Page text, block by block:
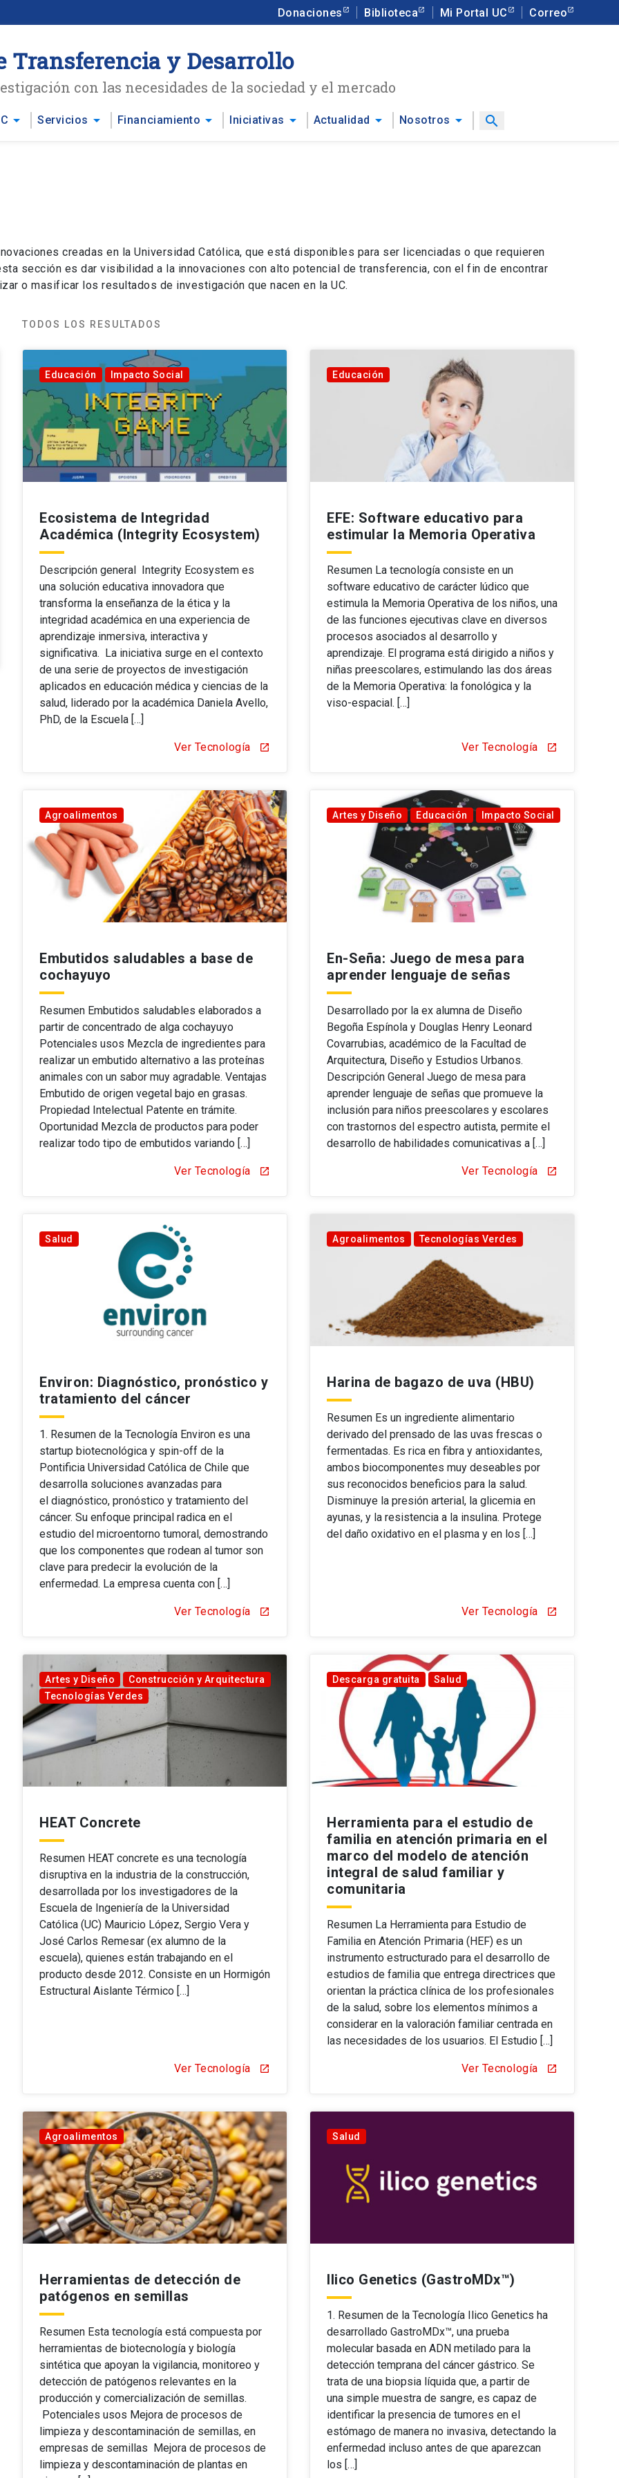
Donaciones Biblioteca Mi Portal UC Correo
Transferencia y Desarrollo
con las necesidades de la sociedad y el mercado
arrow_drop_down Servicios arrow_drop_down Financiamiento arrow_drop_down Iniciativas arrow_drop_down Actualidad arrow_drop_down Nosotros arrow_drop_down search
creadas en la Universidad Católica, que está disponibles para ser licenciadas o que requieren
sección es dar visibilidad a la innovaciones con alto potencial de transferencia, con el fin de encontrar
o masificar los resultados de investigación que nacen en la UC.
TODOS LOS RESULTADOS
Educación Impacto Social
Ecosistema de Integridad
Académica (Integrity Ecosystem)
Descripción general Integrity Ecosystem es
una solución educativa innovadora que
transforma la enseñanza de la ética y la
integridad académica en una experiencia de
aprendizaje inmersiva, interactiva y
significativa. La iniciativa surge en el contexto
de una serie de proyectos de investigación
aplicados en educación médica y ciencias de la
salud, liderado por la académica Daniela Avello,
PhD, de la Escuela […]
Ver Tecnología open_in_new
Educación
EFE: Software educativo para
estimular la Memoria Operativa
Resumen La tecnología consiste en un
software educativo de carácter lúdico que
estimula la Memoria Operativa de los niños, una
de las funciones ejecutivas clave en diversos
procesos asociados al desarrollo y
aprendizaje. El programa está dirigido a niños y
niñas preescolares, estimulando las dos áreas
de la Memoria Operativa: la fonológica y la
viso-espacial. […]
Ver Tecnología open_in_new
Agroalimentos
Embutidos saludables a base de
cochayuyo
Resumen Embutidos saludables elaborados a
partir de concentrado de alga cochayuyo
Potenciales usos Mezcla de ingredientes para
realizar un embutido alternativo a las proteínas
animales con un sabor muy agradable. Ventajas
Embutido de origen vegetal bajo en grasas.
Propiedad Intelectual Patente en trámite.
Oportunidad Mezcla de productos para poder
realizar todo tipo de embutidos variando […]
Ver Tecnología open_in_new
Artes y Diseño Educación Impacto Social
En-Seña: Juego de mesa para
aprender lenguaje de señas
Desarrollado por la ex alumna de Diseño
Begoña Espínola y Douglas Henry Leonard
Covarrubias, académico de la Facultad de
Arquitectura, Diseño y Estudios Urbanos.
Descripción General Juego de mesa para
aprender lenguaje de señas que promueve la
inclusión para niños preescolares y escolares
con trastornos del espectro autista, permite el
desarrollo de habilidades comunicativas a […]
Ver Tecnología open_in_new
Salud
Environ: Diagnóstico, pronóstico y
tratamiento del cáncer
1. Resumen de la Tecnología Environ es una
startup biotecnológica y spin-off de la
Pontificia Universidad Católica de Chile que
desarrolla soluciones avanzadas para
el diagnóstico, pronóstico y tratamiento del
cáncer. Su enfoque principal radica en el
estudio del microentorno tumoral, demostrando
que los componentes que rodean al tumor son
clave para predecir la evolución de la
enfermedad. La empresa cuenta con […]
Ver Tecnología open_in_new
Agroalimentos Tecnologías Verdes
Harina de bagazo de uva (HBU)
Resumen Es un ingrediente alimentario
derivado del prensado de las uvas frescas o
fermentadas. Es rica en fibra y antioxidantes,
ambos biocomponentes muy deseables por
sus reconocidos beneficios para la salud.
Disminuye la presión arterial, la glicemia en
ayunas, y la resistencia a la insulina. Protege
del daño oxidativo en el plasma y en los […]
Ver Tecnología open_in_new
Artes y Diseño
Construcción y Arquitectura
Tecnologías Verdes
HEAT Concrete
Resumen HEAT concrete es una tecnología
disruptiva en la industria de la construcción,
desarrollada por los investigadores de la
Escuela de Ingeniería de la Universidad
Católica (UC) Mauricio López, Sergio Vera y
José Carlos Remesar (ex alumno de la
escuela), quienes están trabajando en el
producto desde 2012. Consiste en un Hormigón
Estructural Aislante Térmico […]
Ver Tecnología open_in_new
Descarga gratuita Salud
Herramienta para el estudio de
familia en atención primaria en el
marco del modelo de atención
integral de salud familiar y
comunitaria
Resumen La Herramienta para Estudio de
Familia en Atención Primaria (HEF) es un
instrumento estructurado para el desarrollo de
estudios de familia que entrega directrices que
orientan la práctica clínica de los profesionales
de la salud, sobre los elementos mínimos a
considerar en la valoración familiar centrada en
las necesidades de los usuarios. El Estudio […]
Ver Tecnología open_in_new
Agroalimentos
Herramientas de detección de
patógenos en semillas
Resumen Esta tecnología está compuesta por
herramientas de biotecnología y biología
sintética que apoyan la vigilancia, monitoreo y
detección de patógenos relevantes en la
producción y comercialización de semillas.
Potenciales usos Mejora de procesos de
limpieza y descontaminación de semillas, en
empresas de semillas Mejora de procesos de
limpieza y descontaminación de plantas en
Salud
Ilico Genetics (GastroMDx™)
1. Resumen de la Tecnología Ilico Genetics ha
desarrollado GastroMDx™, una prueba
molecular basada en ADN metilado para la
detección temprana del cáncer gástrico. Se
trata de una biopsia líquida que, a partir de
una simple muestra de sangre, es capaz de
identificar la presencia de tumores en el
estómago de manera no invasiva, detectando la
enfermedad incluso antes de que aparezcan
los […]